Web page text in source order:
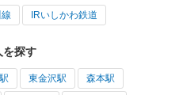
IRいしかわ鉄道
を探す
東金沢駅 森本駅